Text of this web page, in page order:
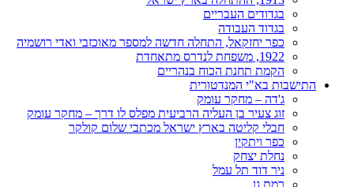
בגדודים העבריים
בגדוד העבודה
כפר יחזקאל, התחלה חדשה למספר מאוכזבי ואדי רושמיה
1922, משפחת לנדרס מתאחדת
הקמת תחנת הכוח בנהריים
התישבות בא"י המנדטורית
ג'דה – מחקר עומק
זוג צעיר בן העליה הרביעית מפלס לו דרך – מחקר עומק
חבלי קליטה בארץ ישראל מכתבי שלום קולקר
כפר ויתקין
נחלת יצחק
ניר דוד תל עמל
רמת גן